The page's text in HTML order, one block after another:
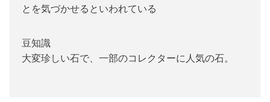
とを気づかせるといわれている
豆知識
大変珍しい石で、一部のコレクターに人気の石。